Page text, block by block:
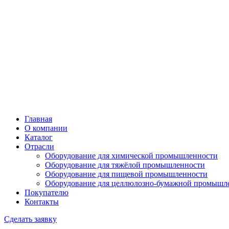
Главная
О компании
Каталог
Отрасли
Оборудование для химической промышленности
Оборудование для тяжёлой промышленности
Оборудование для пищевой промышленности
Оборудование для целлюлозно-бумажной
Покупателю
Контакты
Сделать заявку